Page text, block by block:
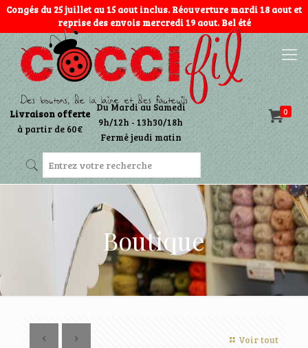
Congés du 25 juillet au 15 aout inclus. Réouverture mardi 18 aout et
reprise des envois mercredi 19 aout. Bel été
0
Livraison offerte
à partir de 60€
Du Mardi au Samedi
9h/12h - 13h30/18h
Fermé jeudi matin
Boutique
Voir tout